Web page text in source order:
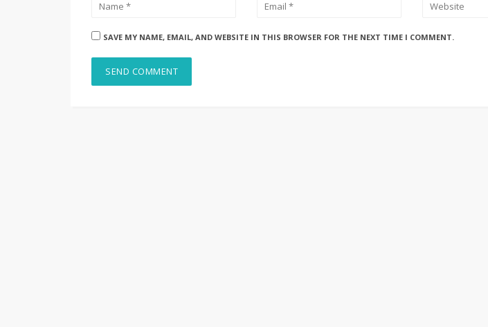
SAVE MY NAME, EMAIL, AND WEBSITE IN THIS BROWSER FOR THE NEXT TIME I COMMENT.